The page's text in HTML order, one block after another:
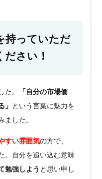
持っていただ
さい！
た。
「自分の市場価
」 という言葉に魅力を
ました。
すい雰囲気の方で、
。自分を追い込む意味
勉強しよう と思い申し